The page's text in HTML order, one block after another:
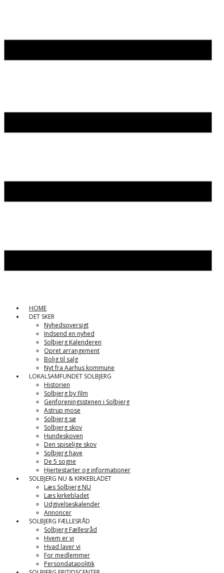
HOME
DET SKER
Nyhedsoversigt
Indsend en nyhed
Solbjerg Kalenderen
Opret arrangement
Bolig til salg
Nyt fra Aarhus kommune
LOKALSAMFUNDET SOLBJERG
Historien
Solbjerg by film
Genforeningsstenen i Solbjerg
Astrup mose
Solbjerg sø
Solbjerg skov
Hundeskoven
Den spiselige skov
Solbjerg have
De 5 sogne
Hjertestarter og informationer
SOLBJERG NU & KIRKEBLADET
Læs Solbjerg NU
Læs kirkebladet
Udgivelseskalender
Annoncer
SOLBJERG FÆLLESRÅD
Solbjerg Fællesråd
Hvem er vi
Hvad laver vi
For medlemmer
Persondatapolitik